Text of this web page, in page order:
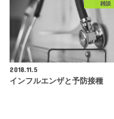
雑談
2018.11.5
インフルエンザと予防接種